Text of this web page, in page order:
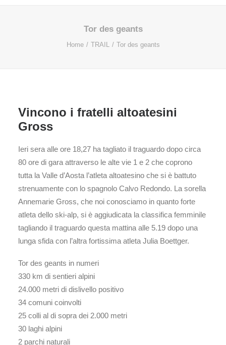
Tor des geants
Home TRAIL Tor des geants
Vincono i fratelli altoatesini
Gross
Ieri sera alle ore 18,27 ha tagliato il traguardo dopo circa
80 ore di gara attraverso le alte vie 1 e 2 che coprono
tutta la Valle d’Aosta l’atleta altoatesino che si è battuto
strenuamente con lo spagnolo Calvo Redondo. La sorella
Annemarie Gross, che noi conosciamo in quanto forte
atleta dello ski-alp, si è aggiudicata la classifica femminile
tagliando il traguardo questa mattina alle 5.19 dopo una
lunga sfida con l’altra fortissima atleta Julia Boettger.
Tor des geants in numeri
330 km di sentieri alpini
24.000 metri di dislivello positivo
34 comuni coinvolti
25 colli al di sopra dei 2.000 metri
30 laghi alpini
2 parchi naturali